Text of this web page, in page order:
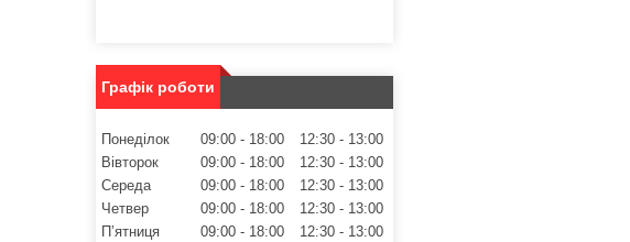
Графік роботи
Понеділок 09:00 18:00 12:30
13:00
Вівторок
09:00 18:00 12:30
13:00
Середа
09:00 18:00 12:30
13:00
Четвер
09:00 18:00 12:30
13:00
Пʼятниця
09:00 18:00 12:30
13:00